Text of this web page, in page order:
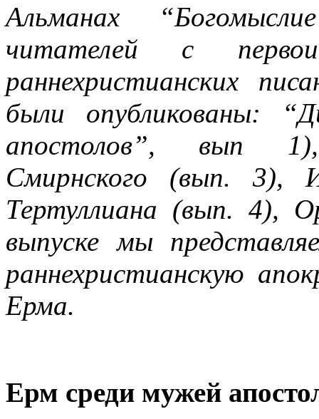
Альманах
читателей с
раннехристианских
были опубликованы:
апостолов”, вып 1),
Смирнского (вып. 3),
Тертуллиана (вып. 4),
выпуске мы
раннехристианскую
Ерма.
Ерм среди мужей